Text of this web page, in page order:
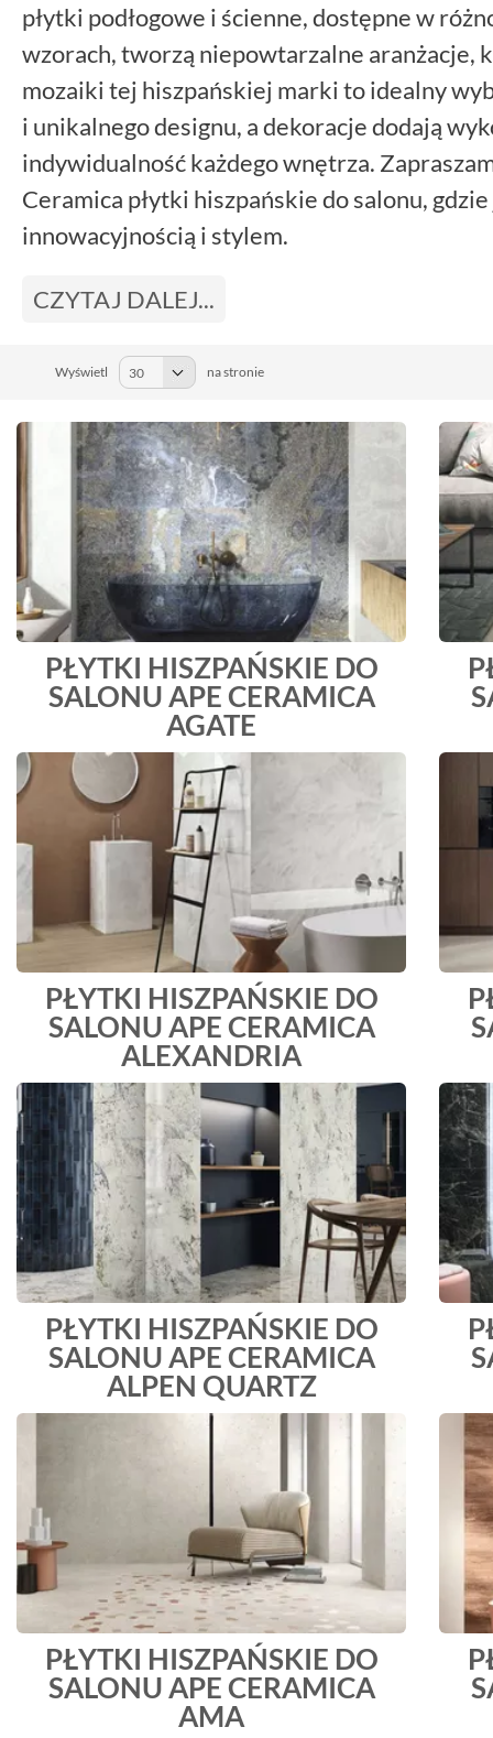
płytki podłogowe i ścienne, dostępne w
wzorach, tworzą niepowtarzalne aranżacje,
mozaiki tej hiszpańskiej marki to idealny
i unikalnego designu, a dekoracje dodają
indywidualność każdego wnętrza.
Ceramica płytki hiszpańskie do salonu, gdzie
innowacyjnością i stylem.
CZYTAJ DALEJ...
Wyświetl na stronie
PŁYTKI HISZPAŃSKIE DO
SALONU APE CERAMICA
AGATE
PŁYTKI HISZPAŃSKIE DO
SALONU APE CERAMICA
ALEXANDRIA
PŁYTKI HISZPAŃSKIE DO
SALONU APE CERAMICA
ALPEN QUARTZ
PŁYTKI HISZPAŃSKIE DO
SALONU APE CERAMICA
AMA